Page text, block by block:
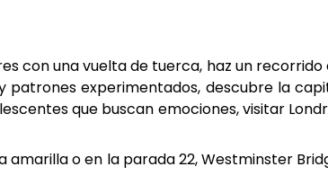
con una vuelta de tuerca, haz un recorrido
patrones experimentados, descubre la
que buscan emociones, visitar
amarilla o en la parada 22, Westminster